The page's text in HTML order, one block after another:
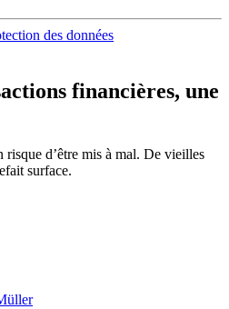
des données
financières, une
d’être mis à mal. De vieilles
surface.